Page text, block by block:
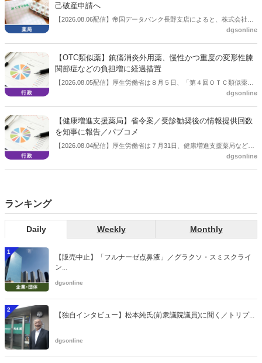
己破産申請へ
【2026.08.06配信】帝国データバンク長野支店によると、株式会社浅
川薬品（長野市）は7月31日に事業を停止し、自己破産申請の準備に
dgsonline
【OTC類似薬】鎮痛消炎外用薬、慢性かつ重度の変形性膝
関節症などの負担増に経過措置
【2026.08.05配信】厚生労働省は８月５日、「第４回ＯＴＣ類似薬の
保険給付の見直しの実施に向けた技術的検討会」を開催。「中間とり
会等に報告し、令和８年秋頃を目途に結論を得る予定。
dgsonline
【健康増進支援薬局】省令案／受診勧奨後の情報提供回数
を知事に報告／パブコメ
【2026.08.04配信】厚生労働省は７月31日、健康増進支援薬局などに
関する省令案を示し、パブコメを開始した。受診勧奨を行った後に、
dgsonline
ランキング
Daily Weekly Monthly
1
【販売中止】「フルナーゼ点鼻液」／グラクソ・スミスクライ
ン...
dgsonline
2
【独自インタビュー】松本純氏(前衆議院議員)に聞く／トリプ...
dgsonline